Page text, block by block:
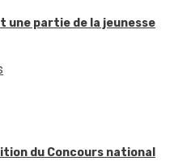
une partie de la jeunesse
du Concours national